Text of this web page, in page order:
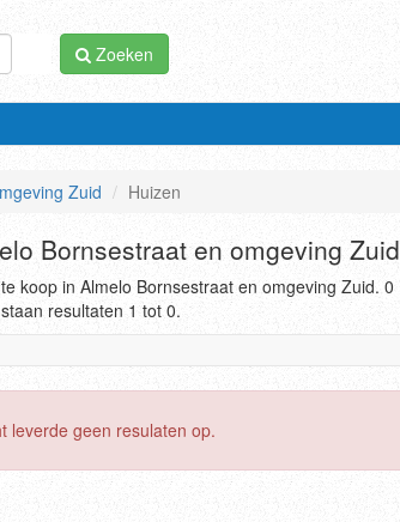
Zoeken
Zuid Huizen
Bornsestraat en omgeving Zuid
koop in Almelo Bornsestraat en omgeving Zuid. 0
resultaten 1 tot 0.
leverde geen resulaten op.